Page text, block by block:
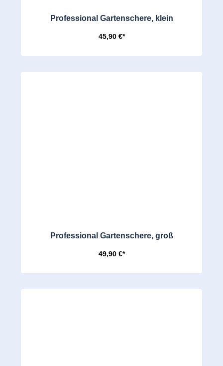
Professional Gartenschere, klein
45,90 €*
Professional Gartenschere, groß
49,90 €*